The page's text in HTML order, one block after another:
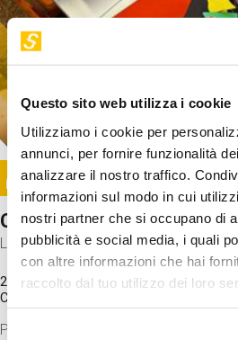
Questo sito web utilizza i cookie
Utilizziamo i cookie per
annunci, per fornire funzionalità
analizzare il nostro traffico.
informazioni sul modo in cui
nostri partner che si occupano di
pubblicità e social media, i quali
con altre informazioni che hai
raccolto dal tuo utilizzo dei loro
Selezione
Image
SUNDAY@STEP
Come funziona il cervello?
Laboratorio
20 Set 2026 / 11:15 - 13:00
Costo
Proveremo a costruire un cervello in